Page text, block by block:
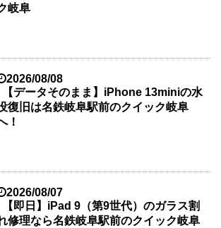
岐阜
2026/08/08
【データそのまま】iPhone 13miniの水
復旧は名鉄岐阜駅前のクイック岐阜
！
2026/08/07
【即日】iPad 9（第9世代）のガラス割
修理なら名鉄岐阜駅前のクイック岐阜